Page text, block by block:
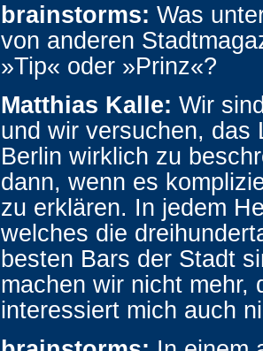
brainstorms: Was
von anderen
»Tip« oder »Prinz«?
Matthias Kalle: Wir
und wir versuchen, das
Berlin wirklich zu
dann, wenn es
zu erklären. In jedem
welches die
besten Bars der Stadt
machen wir nicht mehr,
interessiert mich auch